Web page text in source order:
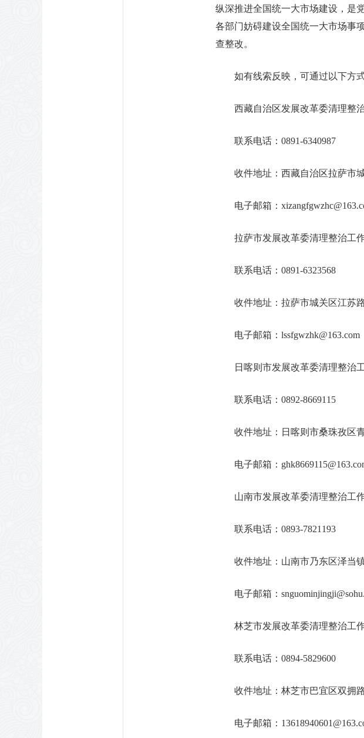
纵深推进全国统一大市场建设，是
各部门妨碍建设全国统一大市场事
查整改。
如有线索反映，可通过以下方
西藏自治区发展改革委清理整
联系电话：0891-6340987
收件地址：西藏自治区拉萨市
电子邮箱：
拉萨市发展改革委清理整治工
联系电话：0891-6323568
收件地址：拉萨市城关区江苏
电子邮箱：lssfgwzhk@163.com
日喀则市发展改革委清理整治
联系电话：0892-8669115
收件地址：日喀则市桑珠孜区
电子邮箱：
山南市发展改革委清理整治工
联系电话：0893-7821193
收件地址：山南市乃东区泽当
电子邮箱：
林芝市发展改革委清理整治工
联系电话：0894-5829600
收件地址：林芝市巴宜区双拥
电子邮箱：